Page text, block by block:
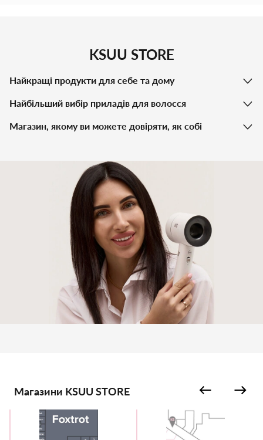
KSUU STORE
Найкращі продукти для себе та дому
Найбільший вибір приладів для волосся
Магазин, якому ви можете довіряти, як собі
Магазини KSUU STORE